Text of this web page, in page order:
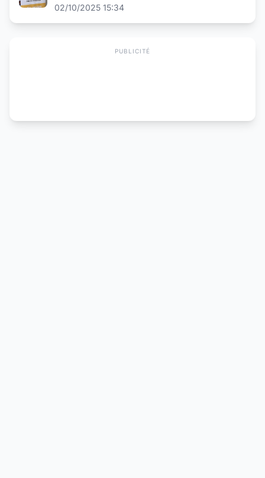
02/10/2025 15:34
PUBLICITÉ